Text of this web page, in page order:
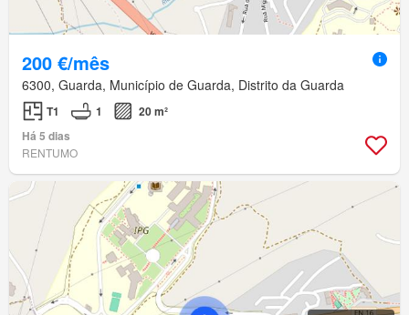
200 €/mês
6300, Guarda, Município de Guarda, Distrito da Guarda
T1 1
20 m²
Há 5 dias
RENTUMO